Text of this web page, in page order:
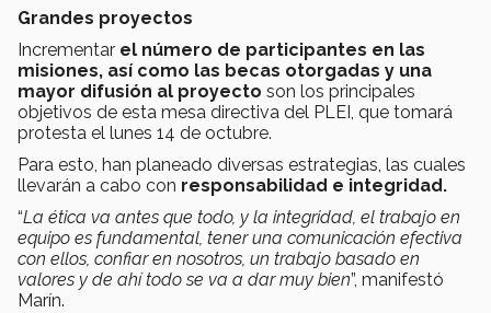
Grandes proyectos
Incrementar el número de participantes en las
misiones, así como las becas otorgadas y una
mayor difusión al proyecto son los principales
objetivos de esta mesa directiva del PLEI, que tomará
protesta el lunes 14 de octubre.
Para esto, han planeado diversas estrategias, las cuales
llevarán a cabo con responsabilidad e integridad.
“La ética va antes que todo, y la integridad, el trabajo en
equipo es fundamental, tener una comunicación efectiva
con ellos, confiar en nosotros, un trabajo basado en
valores y de ahí todo se va a dar muy bien”, manifestó
Marín.